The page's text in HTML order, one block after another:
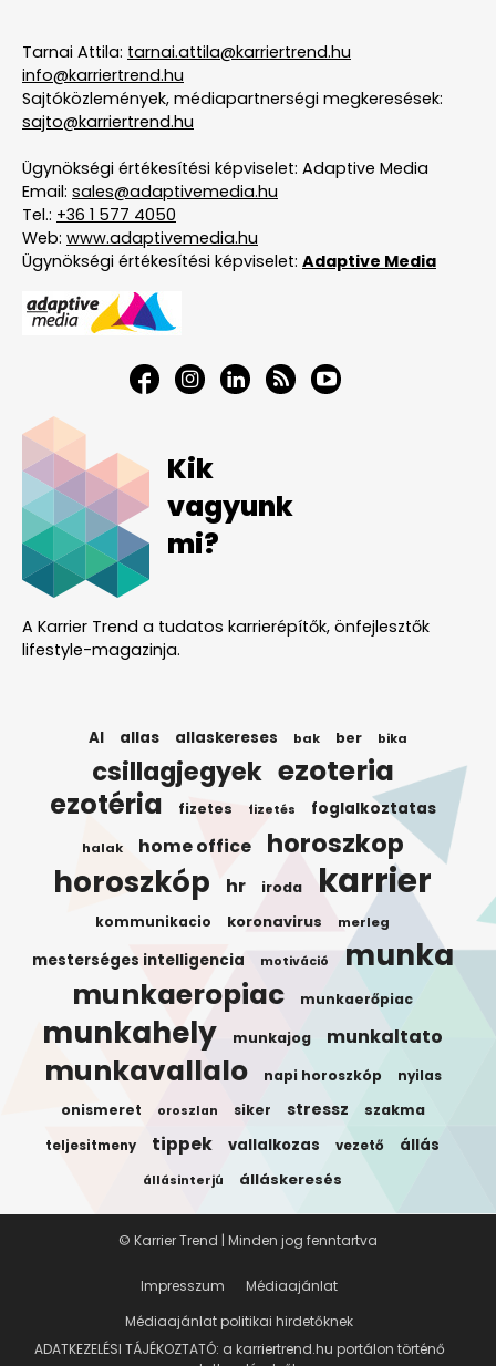
Tarnai Attila: tarnai.attila@karriertrend.hu
info@karriertrend.hu
Sajtóközlemények, médiapartnerségi megkeresések:
sajto@karriertrend.hu
Ügynökségi értékesítési képviselet: Adaptive Media
Email: sales@adaptivemedia.hu
Tel.: +36 1 577 4050
Web: www.adaptivemedia.hu
Ügynökségi értékesítési képviselet: Adaptive Media
Kik
vagyunk
mi?
A Karrier Trend a tudatos karrierépítők, önfejlesztők
lifestyle-magazinja.
AI allas allaskereses bak ber bika
csillagjegyek ezoteria
ezotéria fizetes fizetés foglalkoztatas
halak home office horoszkop
horoszkóp hr iroda karrier
kommunikacio koronavirus merleg
mesterséges intelligencia motiváció munka
munkaeropiac munkaerőpiac
munkahely munkajog munkaltato
munkavallalo napi horoszkóp nyilas
onismeret oroszlan siker stressz szakma
teljesitmeny tippek vallalkozas vezető állás
állásinterjú álláskeresés
Impresszum
Médiaajánlat
Médiaajánlat politikai hirdetőknek
ADATKEZELÉSI TÁJÉKOZTATÓ: a karriertrend.hu portálon történő
© Karrier Trend | Minden jog fenntartva